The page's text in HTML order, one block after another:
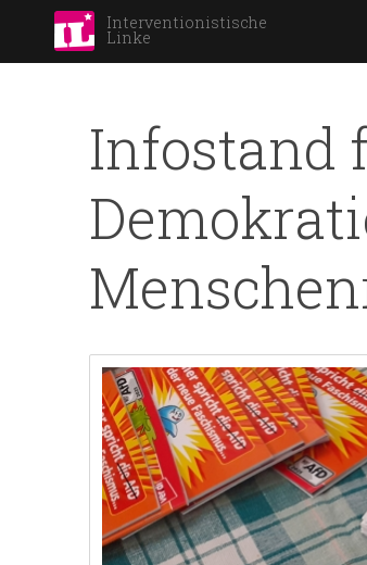
Interventionistische
Linke
Infostand